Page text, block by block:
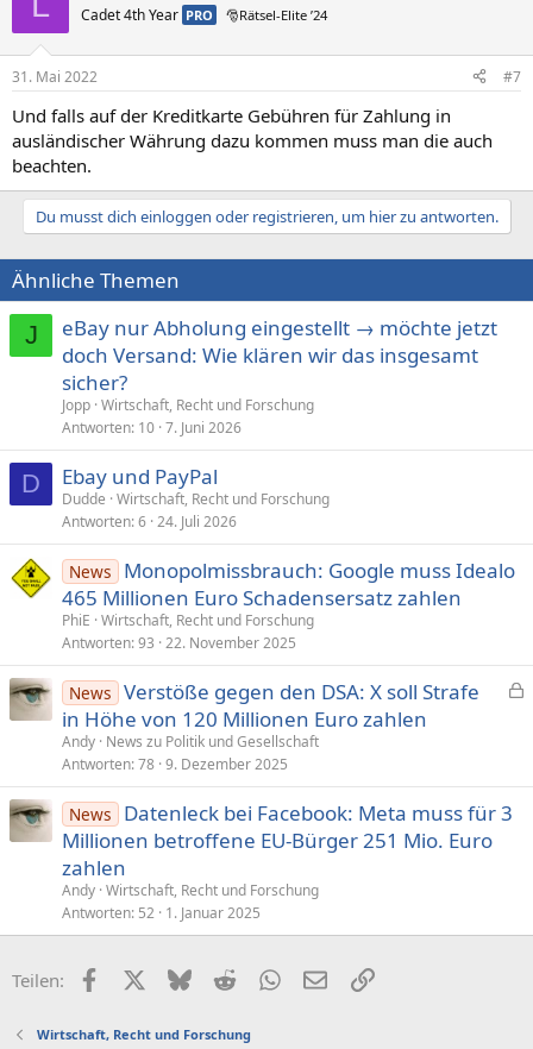
Cadet 4th Year PRO 🎅Rätsel-Elite ’24
31. Mai 2022 #7
Und falls auf der Kreditkarte Gebühren für Zahlung in
ausländischer Währung dazu kommen muss man die auch
beachten.
Du musst dich einloggen oder registrieren, um hier zu antworten.
Ähnliche Themen
J
eBay nur Abholung eingestellt → möchte jetzt
doch Versand: Wie klären wir das insgesamt
sicher?
Jopp Wirtschaft, Recht und Forschung
Antworten 10 7. Juni 2026
D Ebay und PayPal
Dudde Wirtschaft, Recht und Forschung
Antworten 6 24. Juli 2026
News
Monopolmissbrauch: Google muss Idealo
465 Millionen Euro Schadensersatz zahlen
PhiE Wirtschaft, Recht und Forschung
Antworten 93 22. November 2025
e
News Verstöße gegen den DSA: X soll Strafe
in Höhe von 120 Millionen Euro zahlen
Andy News zu Politik und Gesellschaft
Antworten 78 9. Dezember 2025
News
Datenleck bei Facebook: Meta muss für 3
Millionen betroffene EU-Bürger 251 Mio. Euro
zahlen
Andy Wirtschaft, Recht und Forschung
Antworten 52 1. Januar 2025
Teilen: FacebookX (Twitter)
BlueskyRedditWhatsApp
E-MailLink
Wirtschaft, Recht und Forschung